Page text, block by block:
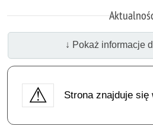
↓ Pokaż informacje
Strona znajduje się